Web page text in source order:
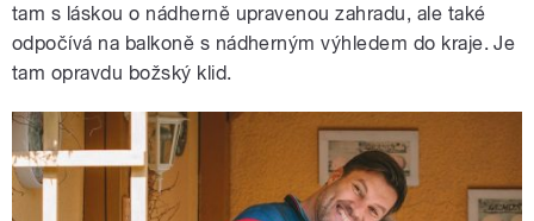
tam s láskou o nádherně upravenou zahradu, ale také
odpočívá na balkoně s nádherným výhledem do kraje. Je
tam opravdu božský klid.